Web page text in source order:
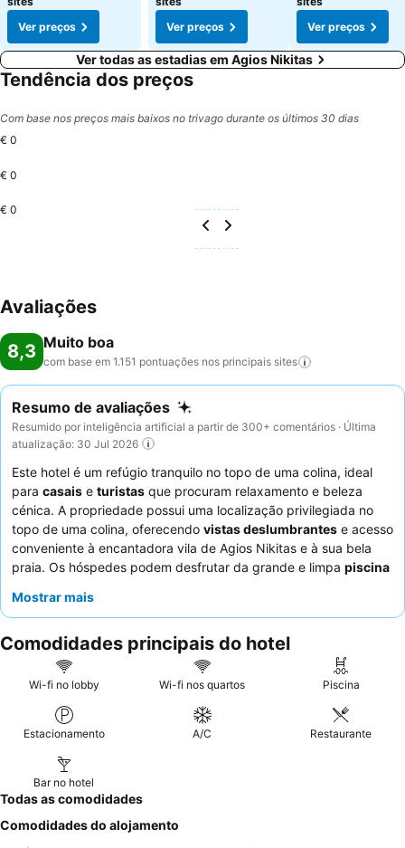
Ver preços
Ver preços
Ver preços
Ver todas as estadias em Agios Nikitas
Tendência dos preços
Com base nos preços mais baixos no trivago durante os últimos 30 dias
€ 0
€ 0
€ 0
Avaliações
8,3 Muito boa
com base em 1.151 pontuações nos principais sites
Resumo de avaliações
Resumido por inteligência artificial a partir de 300+ comentários · Última
atualização: 30 Jul 2026
Este hotel é um refúgio tranquilo no topo de uma colina, ideal
para casais e turistas que procuram relaxamento e beleza
cénica. A propriedade possui uma localização privilegiada no
topo de uma colina, oferecendo vistas deslumbrantes e acesso
conveniente à encantadora vila de Agios Nikitas e à sua bela
praia. Os hóspedes podem desfrutar da grande e limpa piscina
do hotel recebem consistentemente elogios pela sua simpatia e
pequeno-almoço. Para a melhor experiência, considere solicitar
um quarto com
vista para o mara partir de uma varanda
privada.
Mostrar mais
Comodidades principais do hotel
Wi-fi no lobby Wi-fi nos quartos Piscina
Estacionamento A/C Restaurante
Bar no hotel
Todas as comodidades
Comodidades do alojamento